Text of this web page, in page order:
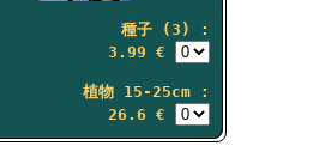
種子 (3) :
3.99 €
植物 15-25cm :
26.6 €